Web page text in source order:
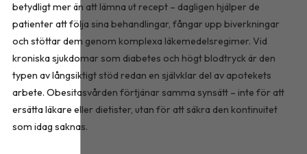
betydligt mer än att lämna ut recept – dagligen hjälper de
patienter att följa sina behandlingar, fångar upp biverkningar
och stöttar dem genom komplexa läkemedelsregimer. Vid
kroniska sjukdomar som diabetes och högt blodtryck är den
typen av långsiktigt stöd redan en självklar del av apotekets
arbete. Obesitasvården förtjänar samma synsätt – inte för att
ersätta läkare eller dietister, utan för att säkra den kontinuitet
som idag saknas.